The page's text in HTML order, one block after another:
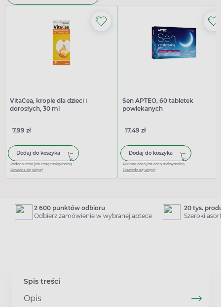
VitaCea, krople dla dzieci i
dorosłych, 30 ml
7,99 zł
Dodaj do koszyka
Podana cena jest ceną maksymalną
Dowiedz się więcej
Sen APTEO, 60 tabletek
powlekanych
17,49 zł
Dodaj do koszyka
Podana cena jest ceną maksymalną
Dowiedz się więcej
2 600 punktów odbioru
Odbierz zamówienie w wybranej aptece
20 tys.
Szeroki
Spis treści
Opis